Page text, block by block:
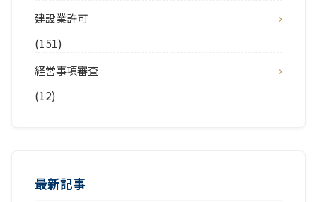
建設業許可
(151)
経営事項審査
(12)
最新記事